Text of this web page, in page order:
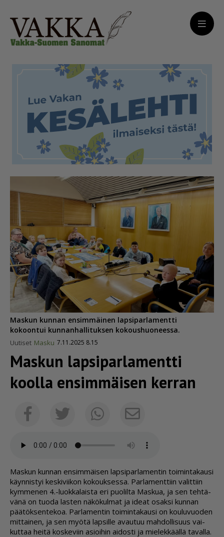
Maskun kunnan ensimmäinen lapsiparlamentti
kokoontui kunnanhallituksen kokoushuoneessa.
Uutiset Masku 7.11.2025 8.15
Maskun lapsi­par­la­mentti
koolla ensimmäisen kerran
FacebookTwitterWhatsappSähköposti
Mas­kun kun­nan en­sim­mäi­sen lap­si­par­la­men­tin toi­min­ta­kau­si
käyn­nis­tyi kes­ki­vii­kon ko­kouk­ses­sa. Par­la­ment­tiin va­lit­tiin
kym­me­nen 4.-luok­ka­lais­ta eri puo­lil­ta Mas­kua, ja sen teh­tä­
vä­nä on tuo­da las­ten nä­kö­kul­mat ja ide­at osak­si kun­nan
pää­tök­sen­te­koa. Par­la­men­tin toi­min­ta­kau­si on kou­lu­vuo­den
mit­tai­nen, ja sen myö­tä lap­sil­le avau­tuu mah­dol­li­suus vai­
kut­taa hei­tä kos­ke­viin asi­oi­hin ai­dos­ti ja mie­lek­kääl­lä ta­val­la.